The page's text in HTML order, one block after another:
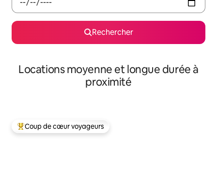
Rechercher
Locations moyenne et longue durée à
proximité
Coups de cœur voyageurs les plus appréciés
Coup de cœur voyageurs